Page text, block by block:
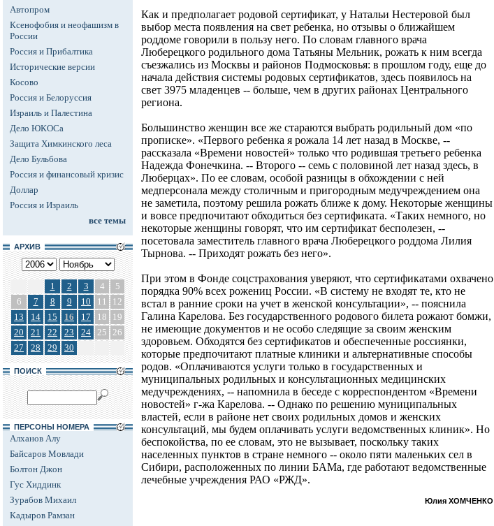
Автопром
Ксенофобия и неофашизм в
России
Россия и Прибалтика
Исторические версии
Косово
Россия и Белоруссия
Израиль и Палестина
Дело ЮКОСа
Защита Химкинского леса
Дело Бульбова
Россия и финансовый кризис
Доллар
Россия и Израиль
все темы
АРХИВ
1 2 3 4
5
6
7 8 9 10 11
12
13
14 15 16 17 18
19
20
21 22 23 24 25 26
27
28 29 30
ПОИСК
ПЕРСОНЫ НОМЕРА
Алханов Алу
Байсаров Мовлади
Болтон Джон
Гус Хиддинк
Зурабов Михаил
Кадыров Рамзан
Как и предполагает родовой сертификат, у Натальи Нестеровой был
выбор места появления на свет ребенка, но отзывы о ближайшем
роддоме говорили в пользу него. По словам главного врача
Люберецкого родильного дома Татьяны Мельник, рожать к ним всегда
съезжались из Москвы и районов Подмосковья: в прошлом году, еще до
начала действия системы родовых сертификатов, здесь появилось на
свет 3975 младенцев -- больше, чем в других районах Центрального
региона.
Большинство женщин все же стараются выбрать родильный дом «по
прописке». «Первого ребенка я рожала 14 лет назад в Москве, --
рассказала «Времени новостей» только что родившая третьего ребенка
Надежда Фонечкина. -- Второго -- семь с половиной лет назад здесь, в
Люберцах». По ее словам, особой разницы в обхождении с ней
медперсонала между столичным и пригородным медучреждением она
не заметила, поэтому решила рожать ближе к дому. Некоторые женщины
и вовсе предпочитают обходиться без сертификата. «Таких немного, но
некоторые женщины говорят, что им сертификат бесполезен, --
посетовала заместитель главного врача Люберецкого роддома Лилия
Тырнова. -- Приходят рожать без него».
При этом в Фонде соцстрахования уверяют, что сертификатами охвачено
порядка 90% всех рожениц России. «В систему не входят те, кто не
встал в ранние сроки на учет в женской консультации», -- пояснила
Галина Карелова. Без государственного родового билета рожают бомжи,
не имеющие документов и не особо следящие за своим женским
здоровьем. Обходятся без сертификатов и обеспеченные россиянки,
которые предпочитают платные клиники и альтернативные способы
родов. «Оплачиваются услуги только в государственных и
муниципальных родильных и консультационных медицинских
медучреждениях, -- напомнила в беседе с корреспондентом «Времени
новостей» г-жа Карелова. -- Однако по решению муниципальных
властей, если в районе нет своих родильных домов и женских
консультаций, мы будем оплачивать услуги ведомственных клиник». Но
беспокойства, по ее словам, это не вызывает, поскольку таких
населенных пунктов в стране немного -- около пяти маленьких сел в
Сибири, расположенных по линии БАМа, где работают ведомственные
лечебные учреждения РАО «РЖД».
Юлия ХОМЧЕНКО